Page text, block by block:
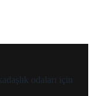
odaları için